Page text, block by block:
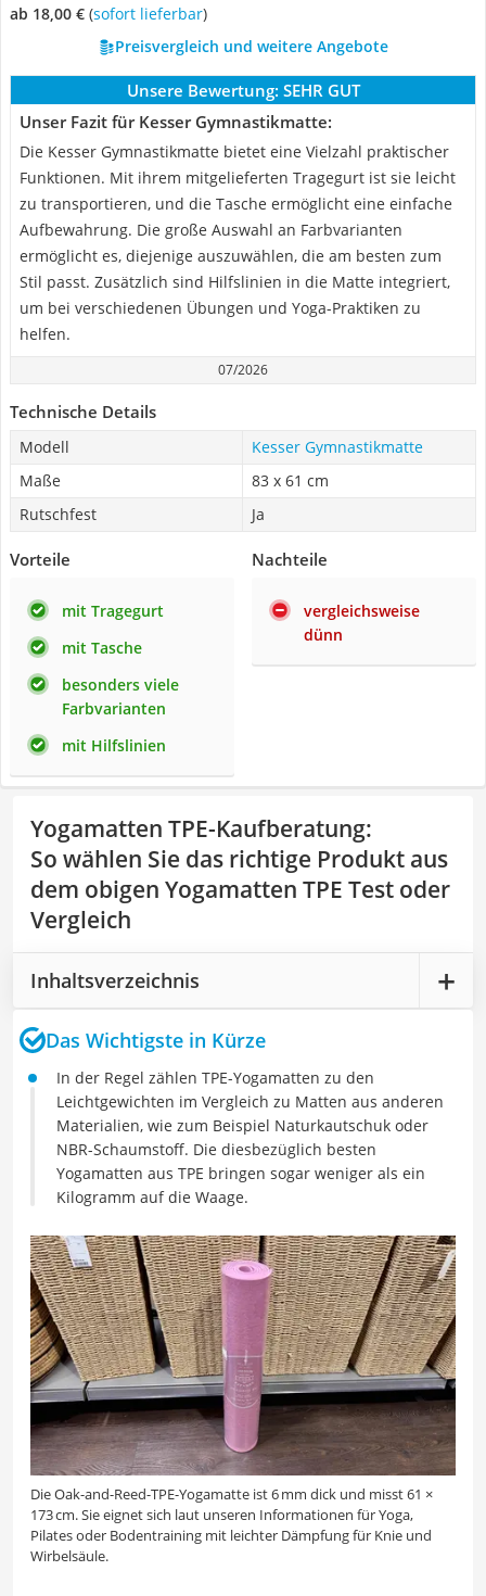
ab 18,00 € ( Sofort lieferbar)
Preisvergleich und weitere Angebote
Unsere Bewertung: SEHR GUT
Unser Fazit für Kesser Gymnastikmatte:
Die Kesser Gymnastikmatte bietet eine Vielzahl praktischer
Funktionen. Mit ihrem mitgelieferten Tragegurt ist sie leicht
zu transportieren, und die Tasche ermöglicht eine einfache
Aufbewahrung. Die große Auswahl an Farbvarianten
ermöglicht es, diejenige auszuwählen, die am besten zum
Stil passt. Zusätzlich sind Hilfslinien in die Matte integriert,
um bei verschiedenen Übungen und Yoga-Praktiken zu
helfen.
07/2026
Technische Details
Modell
Kesser Gymnastikmatte
Maße
83 x 61 cm
Rutschfest
Ja
Vorteile
mit Tragegurt
mit Tasche
besonders viele
Farbvarianten
mit Hilfslinien
Nachteile
vergleichsweise
dünn
Yogamatten TPE-Kaufberatung:
So wählen Sie das richtige Produkt aus
dem obigen Yogamatten TPE Test oder
Vergleich
Inhaltsverzeichnis
Das Wichtigste in Kürze
In der Regel zählen TPE-Yogamatten zu den
Leichtgewichten im Vergleich zu Matten aus anderen
Materialien, wie zum Beispiel Naturkautschuk oder
NBR-Schaumstoff. Die diesbezüglich besten
Yogamatten aus TPE bringen sogar weniger als ein
Kilogramm auf die Waage.
Die Oak-and-Reed-TPE-Yogamatte ist 6 mm dick und misst 61 ×
173 cm. Sie eignet sich laut unseren Informationen für Yoga,
Pilates oder Bodentraining mit leichter Dämpfung für Knie und
Wirbelsäule.